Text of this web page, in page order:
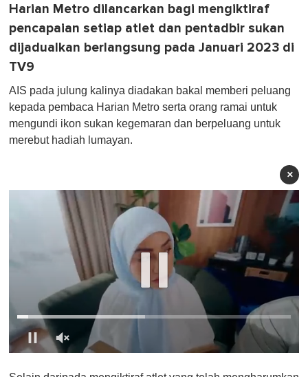
Harian Metro dilancarkan bagi mengiktiraf
pencapaian setiap atlet dan pentadbir sukan
dijadualkan berlangsung pada Januari 2023 di
TV9
AIS pada julung kalinya diadakan bakal memberi peluang
kepada pembaca Harian Metro serta orang ramai untuk
mengundi ikon sukan kegemaran dan berpeluang untuk
merebut hadiah lumayan.
×